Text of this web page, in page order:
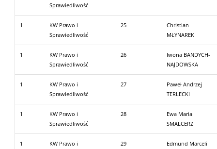
Sprawiedliwość
1
KW Prawo i
Sprawiedliwość
25
Christian
MŁYNAREK
1
KW Prawo i
Sprawiedliwość
26
Iwona BANDYCH-
NAJDOWSKA
1
KW Prawo i
Sprawiedliwość
27
Paweł Andrzej
TERLECKI
1
KW Prawo i
Sprawiedliwość
28
Ewa Maria
SMALCERZ
1
KW Prawo i
29
Edmund Marceli